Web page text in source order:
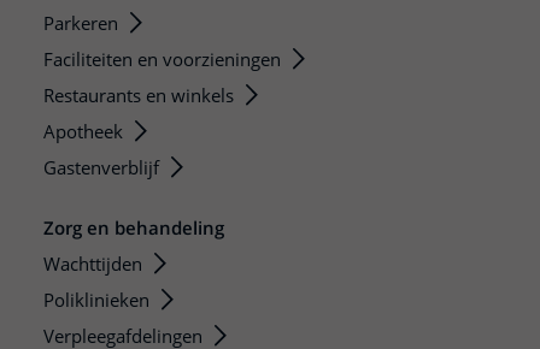
Parkeren
Faciliteiten en voorzieningen
Restaurants en winkels
Apotheek
Gastenverblijf
Zorg en behandeling
Wachttijden
Poliklinieken
Verpleegafdelingen